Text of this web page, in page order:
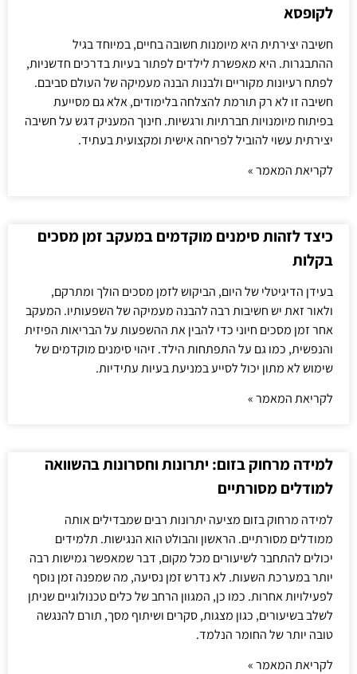
לקופסא
חשיבה יצירתית היא מיומנות חשובה בחיים, במיוחד בגיל
ההתבגרות. היא מאפשרת לילדים לפתור בעיות בדרכים חדשניות,
לפתח רעיונות מקוריים ולבנות הבנה מעמיקה של העולם סביבם.
חשיבה זו לא רק תורמת להצלחה בלימודים, אלא גם מסייעת
בפיתוח מיומנויות חברתיות ורגשיות. חינוך המעניק דגש על חשיבה
יצירתית עשוי להוביל לפריחה אישית ומקצועית בעתיד.
לקריאת המאמר »
כיצד לזהות סימנים מוקדמים במעקב זמן מסכים
בקלות
בעידן הדיגיטלי של היום, הביקוש לזמן מסכים הולך ומתרקם,
ולאור זאת יש חשיבות רבה להבנה מעמיקה של השפעותיו. המעקב
אחר זמן מסכים חיוני כדי להבין את ההשפעות על הבריאות הפיזית
והנפשית, כמו גם על התפתחות הילד. זיהוי סימנים מוקדמים של
שימוש לא מתון יכול לסייע במניעת בעיות עתידיות.
לקריאת המאמר »
למידה מרחוק בזום: יתרונות וחסרונות בהשוואה
למודלים מסורתיים
למידה מרחוק בזום מציעה יתרונות רבים שמבדילים אותה
ממודלים מסורתיים. הראשון והבולט הוא הנגישות. תלמידים
יכולים להתחבר לשיעורים מכל מקום, דבר שמאפשר גמישות רבה
יותר במערכת השעות. לא נדרש זמן נסיעה, מה שמפנה זמן נוסף
לפעילויות אחרות. כמו כן, המגוון הרחב של כלים טכנולוגיים שניתן
לשלב בשיעורים, כגון מצגות, סקרים ושיתוף מסך, תורם להנגשה
טובה יותר של החומר הנלמד.
לקריאת המאמר »